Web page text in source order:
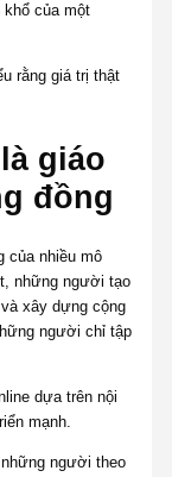
của một
rằng giá trị thật
giáo
đồng
của nhiều mô
những người tạo
xây dựng cộng
người chỉ tập
dựa trên nội
mạnh.
người theo